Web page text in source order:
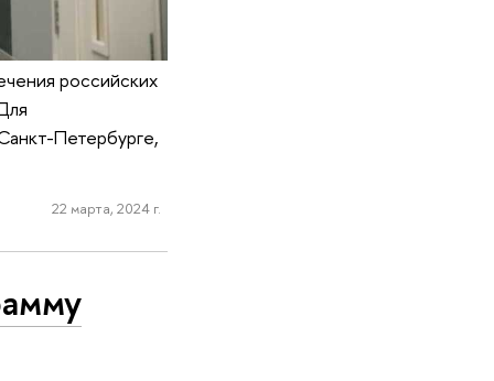
российских
Петербурге,
22 марта, 2024 г.